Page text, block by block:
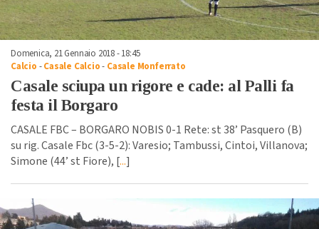
Domenica, 21 Gennaio 2018 - 18:45
Calcio -Casale Calcio- Casale Monferrato
Casale sciupa un rigore e cade: al Palli fa
festa il Borgaro
CASALE FBC – BORGARO NOBIS 0-1 Rete: st 38’ Pasquero (B)
su rig. Casale Fbc (3-5-2): Varesio; Tambussi, Cintoi, Villanova;
Simone (44’ st Fiore), [...]